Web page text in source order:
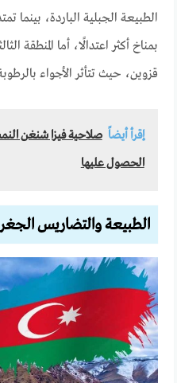
الطبيعة الجبلية الباردة، بينما
بمناخ أكثر اعتدالًا، أما المنطقة
قزوين، حيث تتأثر الأجواء
إقرأ أيضاً صلاحية فيزا شنغن
الحصول عليها
الطبيعة والتضاريس